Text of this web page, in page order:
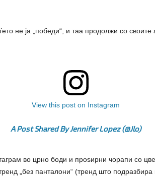
не ја „победи“, и таа продолжи со своите
View this post on Instagram
A Post Shared By Jennifer Lopez (@jlo)
во црно боди и проѕирни чорапи со
„без панталони“ (тренд што